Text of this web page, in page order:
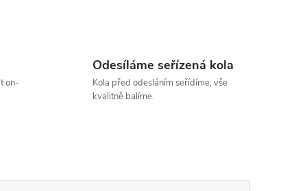
on-
Odesíláme seřízená kola
Kola před odesláním seřídíme, vše
kvalitně balíme.